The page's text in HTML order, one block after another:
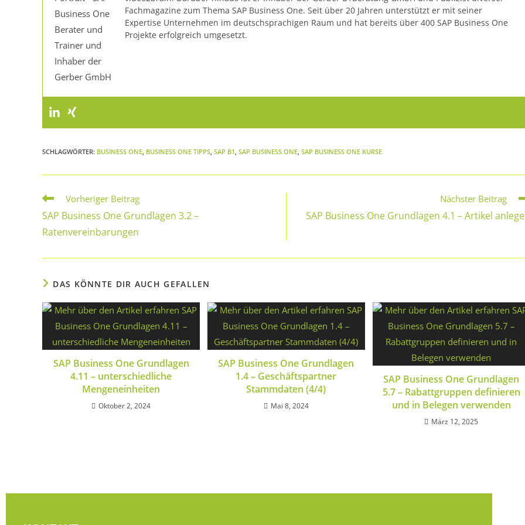
Fachmagazine zum Thema SAP Business One. Seit über 20 Jahren unterstützt er mit seiner
Expertise Unternehmen im deutschsprachigen Raum und hat bereits über 400 SAP Business One
Projekte erfolgreich umgesetzt.
SCHLAGWÖRTER: BUSINESS ONE, BUSINESS ONE TIPPS, SAP B1, SAP BUSINESS ONE, SAP BUSINESS ONE KURSE
Vorheriger Beitrag
SAP Business One Grundlagen 3.2 –
Ratenvereinbarungen
Nächster Beitrag
SAP Business One Grundlagen 4.1 – Artikel
DAS KÖNNTE DIR AUCH GEFALLEN
SAP Business One Grundlagen
4.11 – unterschiedliche
Mengeneinheiten
Oktober 2, 2024
SAP Business One Grundlagen
1.4 – Geschäftspartner
Stammdaten (4/4)
Mai 8, 2024
SAP Business One Grundlagen
5.7 – Rabattgruppen definieren
und in Belegen verwenden
März 12, 2025